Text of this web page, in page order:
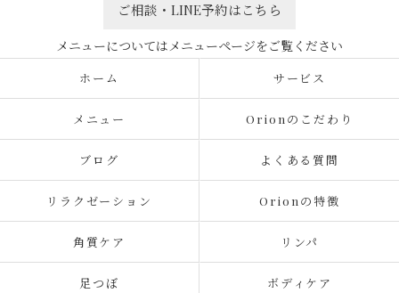
ご相談・LINE予約はこちら
ホーム サービス
メニュー Orionのこだわり
ブログ よくある質問
リラクゼーション Orionの特徴
角質ケア リンパ
足つぼ ボディケア